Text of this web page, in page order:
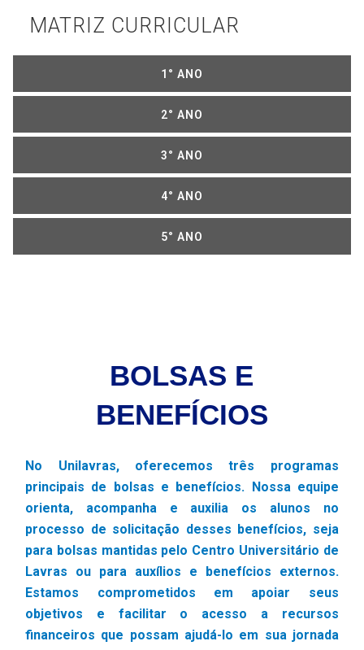
MATRIZ CURRICULAR
1° ANO
2° ANO
3° ANO
4° ANO
5° ANO
BOLSAS E
BENEFÍCIOS
No Unilavras, oferecemos três programas
principais de bolsas e benefícios. Nossa equipe
orienta, acompanha e auxilia os alunos no
processo de solicitação desses benefícios, seja
para bolsas mantidas pelo Centro Universitário de
Lavras ou para auxílios e benefícios externos.
Estamos comprometidos em apoiar seus
objetivos e facilitar o acesso a recursos
financeiros que possam ajudá-lo em sua jornada